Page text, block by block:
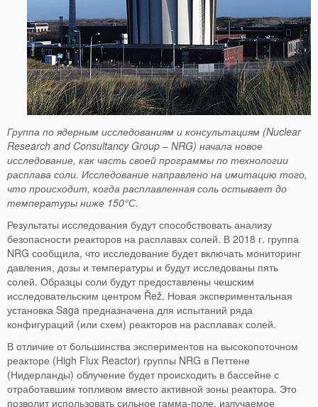
Группа по ядерным исследованиям и консультациям (Nuclear
Research and Consultancy Group – NRG) начала новое
исследование, как часть своей программы по технологии
расплава соли. Исследование направлено на имитацию того,
что происходит, когда расплавленная соль остывает до
температуры ниже 150°С.
Результаты исследования будут способствовать анализу
безопасности реакторов на расплавах солей. В 2018 г. группа
NRG сообщила, что исследование будет включать мониторинг
давления, дозы и температуры и будут исследованы пять
солей. Образцы соли будут предоставлены чешским
исследовательским центром Řež. Новая экспериментальная
установка Saga предназначена для испытаний ряда
конфигураций (или схем) реакторов на расплавах солей.
В отличие от большинства экспериментов на высокопоточном
реакторе (High Flux Reactor) группы NRG в Петтене
(Нидерланды) облучение будет происходить в бассейне с
отработавшим топливом вместо активной зоны реактора. Это
позволит использовать сильное гамма-поле, излучаемое